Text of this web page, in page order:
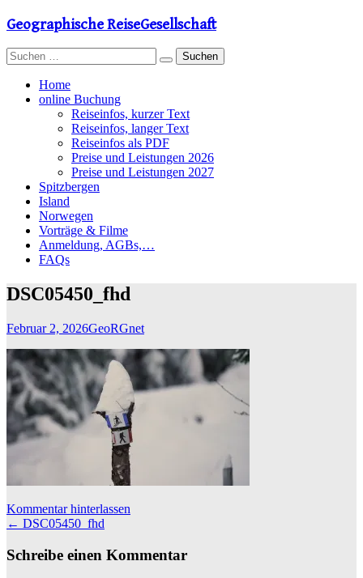
Zum
Inhalt
springen
Geographische ReiseGesellschaft
Suchen
nach:
Home
online Buchung
Reiseinfos, kurzer Text
Reiseinfos, langer Text
Reiseinfos als PDF
Preise und Leistungen 2026
Preise und Leistungen 2027
Spitzbergen
Island
Norwegen
Vorträge & Filme
Anmeldung, AGBs,…
FAQs
DSC05450_fhd
Februar 2, 2026GeoRGnet
Kommentar hinterlassen
Beitragsnavigation
← DSC05450_fhd
Schreibe einen Kommentar